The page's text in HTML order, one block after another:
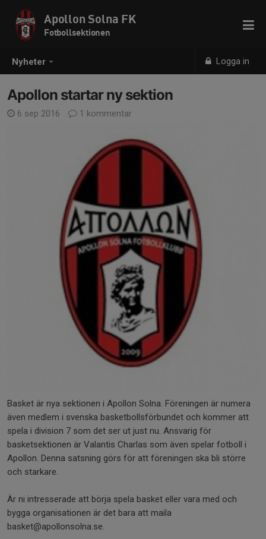
Nyheter Logga in
Apollon Solna FK
Fotbollsektionen
Apollon startar ny sektion
6 sep 2016 1 kommentar
Basket är nya sektionen i Apollon Solna. Föreningen är numera
även medlem i svenska basketbollsförbundet och kommer att
spela i division 7 som det ser ut just nu. Ansvarig för
basketsektionen är Valantis Charlas som även spelar fotboll i
Apollon. Denna satsning görs för att föreningen ska bli större
och starkare.
Är ni intresserade att börja spela basket eller vara med och
bygga organisationen är det bara att maila
basket@apollonsolna.se.